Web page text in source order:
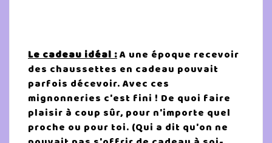
Le cadeau idéal :A une époque recevoir
des chaussettes en cadeau pouvait
parfois décevoir. Avec ces
mignonneries c'est fini ! De quoi faire
plaisir à coup sûr, pour n'importe quel
proche ou pour toi. (Qui a dit qu'on ne